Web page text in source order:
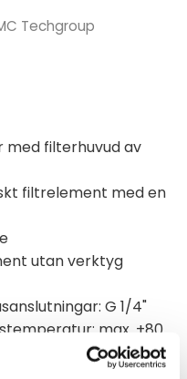
Techgroup
filterhuvud av
filtrelement med en
utan verktyg
G 1/4"
max. +80
kommer i kontakt med